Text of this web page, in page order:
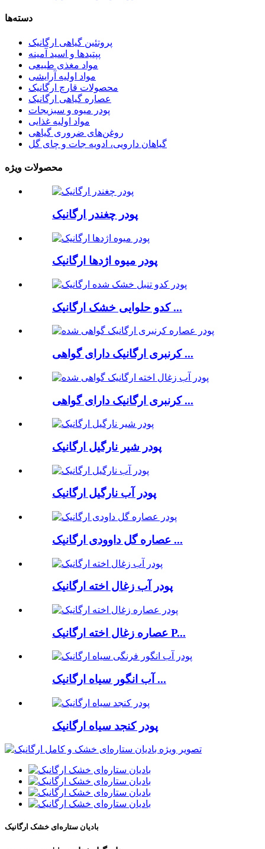
دسته‌ها
پروتئین گیاهی ارگانیک
پپتیدها و اسید آمینه
مواد مغذی طبیعی
مواد اولیه آرایشی
محصولات قارچ ارگانیک
عصاره گیاهی ارگانیک
پودر میوه و سبزیجات
مواد اولیه غذایی
روغن‌های ضروری گیاهی
گیاهان دارویی، ادویه جات و چای گل
محصولات ویژه
پودر چغندر ارگانیک
پودر میوه اژدها ارگانیک
کدو حلوایی خشک ارگانیک ...
کرنبری ارگانیک دارای گواهی ...
کرنبری ارگانیک دارای گواهی ...
پودر شیر نارگیل ارگانیک
پودر آب نارگیل ارگانیک
عصاره گل داوودی ارگانیک ...
پودر آب زغال اخته ارگانیک
عصاره زغال اخته ارگانیک P...
آب انگور سیاه ارگانیک ...
پودر کنجد سیاه ارگانیک
بادیان ستاره‌ای خشک ارگانیک